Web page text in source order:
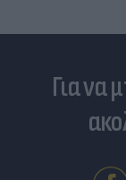
Για να